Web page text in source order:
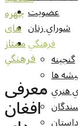
عضویت
شوراي زنان
فرهنگي
گنجينه
ها
هنري
چهره
های
ممتاز
فرهنگي
معرفی
افغان